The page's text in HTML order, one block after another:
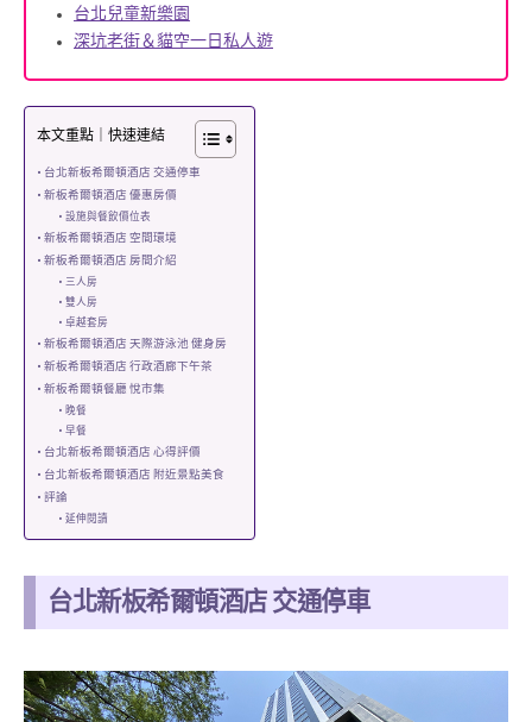
台北兒童新樂園
深坑老街＆貓空一日私人遊
本文重點｜快速連結
台北新板希爾頓酒店 交通停車
新板希爾頓酒店 優惠房價
設施與餐飲價位表
新板希爾頓酒店 空間環境
新板希爾頓酒店 房間介紹
三人房
雙人房
卓越套房
新板希爾頓酒店 天際游泳池 健身房
新板希爾頓酒店 行政酒廊下午茶
新板希爾頓餐廳 悅市集
晚餐
早餐
台北新板希爾頓酒店 心得評價
台北新板希爾頓酒店 附近景點美食
評論
延伸閱讀
台北新板希爾頓酒店 交通停車